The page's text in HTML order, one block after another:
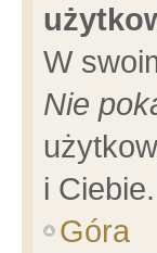
W
Nie
i
Góra